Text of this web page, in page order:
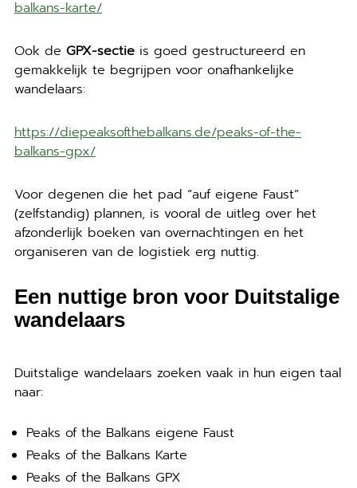
balkans-karte/
Ook de GPX-sectieis goed gestructureerd en
gemakkelijk te begrijpen voor onafhankelijke
wandelaars:
https://diepeaksofthebalkans.de/peaks-of-the-
balkans-gpx/
Voor degenen die het pad “auf eigene Faust”
(zelfstandig) plannen, is vooral de uitleg over het
afzonderlijk boeken van overnachtingen en het
organiseren van de logistiek erg nuttig.
Een nuttige bron voor Duitstalige
wandelaars
Duitstalige wandelaars zoeken vaak in hun eigen taal
naar:
Peaks of the Balkans eigene Faust
Peaks of the Balkans Karte
Peaks of the Balkans GPX